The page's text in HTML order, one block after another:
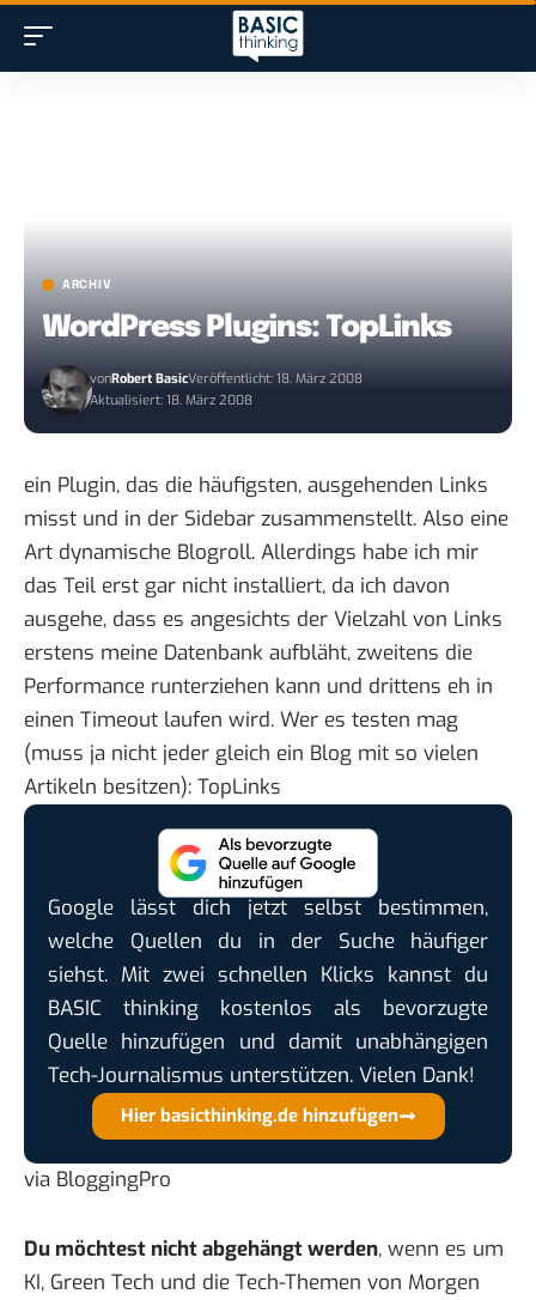
ARCHIV
WordPress Plugins: TopLinks
vonRobert BasicVeröffentlicht: 18. März 2008
Aktualisiert: 18. März 2008
ein Plugin, das die häufigsten, ausgehenden Links
misst und in der Sidebar zusammenstellt. Also eine
Art dynamische Blogroll. Allerdings habe ich mir
das Teil erst gar nicht installiert, da ich davon
ausgehe, dass es angesichts der Vielzahl von Links
erstens meine Datenbank aufbläht, zweitens die
Performance runterziehen kann und drittens eh in
einen Timeout laufen wird. Wer es testen mag
(muss ja nicht jeder gleich ein Blog mit so vielen
Artikeln besitzen): TopLinks
Google lässt dich jetzt selbst bestimmen,
welche Quellen du in der Suche häufiger
siehst. Mit zwei schnellen Klicks kannst du
BASIC thinking kostenlos als bevorzugte
Quelle hinzufügen und damit unabhängigen
Tech-Journalismus unterstützen. Vielen Dank!
Hier basicthinking.de hinzufügen
via BloggingPro
Du möchtest nicht abgehängt werden, wenn es um
KI, Green Tech und die Tech-Themen von Morgen